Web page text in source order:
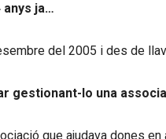
anys ja…
del 2005 i des de
gestionant-lo una
que ajudava dones